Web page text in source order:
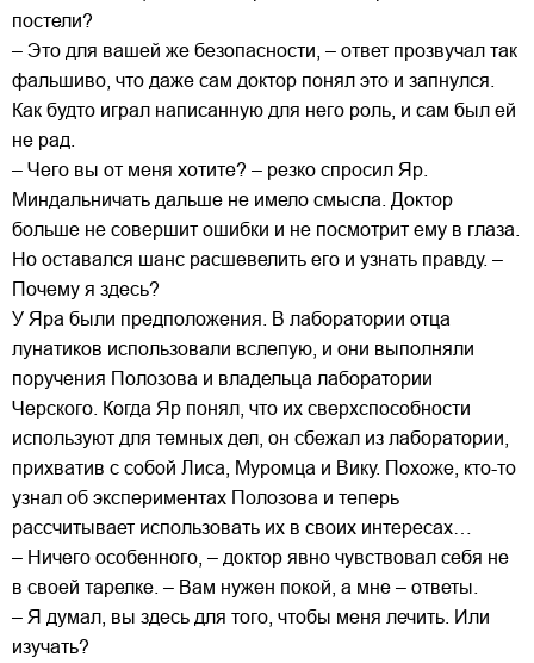
постели?
– Это для вашей же безопасности, – ответ прозвучал так
фальшиво, что даже сам доктор понял это и запнулся.
Как будто играл написанную для него роль, и сам был ей
не рад.
– Чего вы от меня хотите? – резко спросил Яр.
Миндальничать дальше не имело смысла. Доктор
больше не совершит ошибки и не посмотрит ему в глаза.
Но оставался шанс расшевелить его и узнать правду. –
Почему я здесь?
У Яра были предположения. В лаборатории отца
лунатиков использовали вслепую, и они выполняли
поручения Полозова и владельца лаборатории
Черского. Когда Яр понял, что их сверхспособности
используют для темных дел, он сбежал из лаборатории,
прихватив с собой Лиса, Муромца и Вику. Похоже, кто-то
узнал об экспериментах Полозова и теперь
рассчитывает использовать их в своих интересах…
– Ничего особенного, – доктор явно чувствовал себя не
в своей тарелке. – Вам нужен покой, а мне – ответы.
– Я думал, вы здесь для того, чтобы меня лечить. Или
изучать?